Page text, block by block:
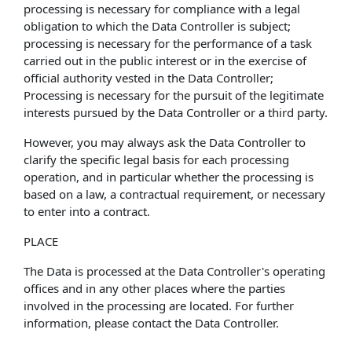
processing is necessary for compliance with a legal
obligation to which the Data Controller is subject;
processing is necessary for the performance of a task
carried out in the public interest or in the exercise of
official authority vested in the Data Controller;
Processing is necessary for the pursuit of the legitimate
interests pursued by the Data Controller or a third party.
However, you may always ask the Data Controller to
clarify the specific legal basis for each processing
operation, and in particular whether the processing is
based on a law, a contractual requirement, or necessary
to enter into a contract.
PLACE
The Data is processed at the Data Controller's operating
offices and in any other places where the parties
involved in the processing are located. For further
information, please contact the Data Controller.